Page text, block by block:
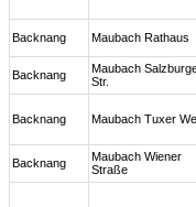
Backnang Maubach Rathaus
Backnang
Maubach
Str.
Backnang Maubach Tuxer
Backnang
Maubach Wiener
Straße